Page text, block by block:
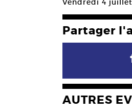
Partager
AUTRES